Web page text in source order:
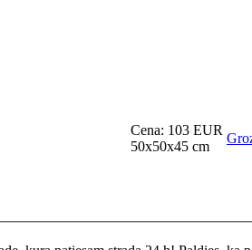
Cena: 103 EUR
50x50x45 cm